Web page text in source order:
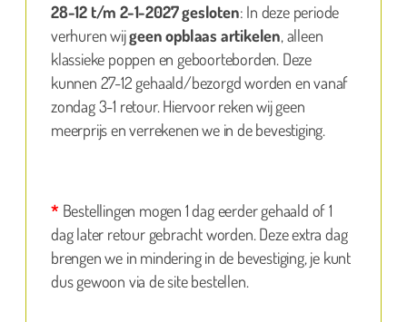
28-12 t/m 2-1-2027 gesloten: In deze periode
verhuren wijgeen opblaas artikelen, alleen
klassieke poppen en geboorteborden. Deze
kunnen 27-12 gehaald/bezorgd worden en vanaf
zondag 3-1 retour. Hiervoor reken wij geen
meerprijs en verrekenen we in de bevestiging.
* Bestellingen mogen 1 dag eerder gehaald of 1
dag later retour gebracht worden. Deze extra dag
brengen we in mindering in de bevestiging, je kunt
dus gewoon via de site bestellen.